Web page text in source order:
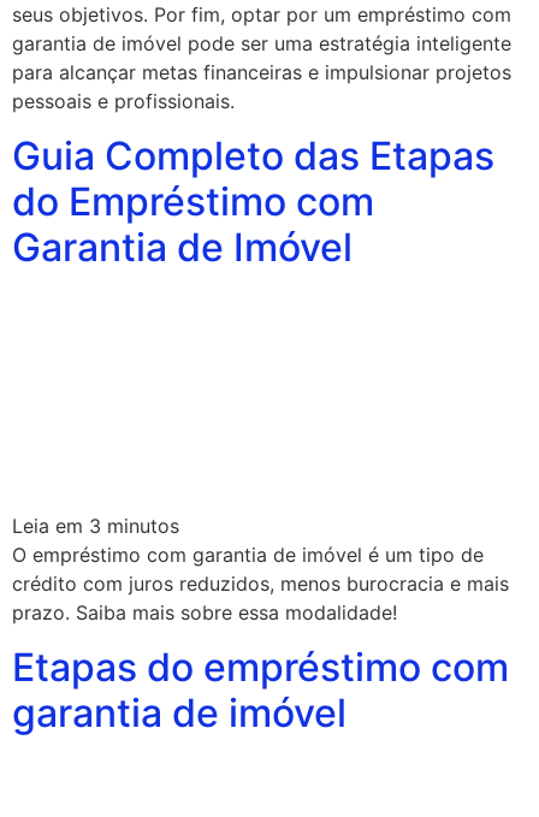
seus objetivos. Por fim, optar por um empréstimo com
garantia de imóvel pode ser uma estratégia inteligente
para alcançar metas financeiras e impulsionar projetos
pessoais e profissionais.
Guia Completo das Etapas
do Empréstimo com
Garantia de Imóvel
Leia em 3 minutos
O empréstimo com garantia de imóvel é um tipo de
crédito com juros reduzidos, menos burocracia e mais
prazo. Saiba mais sobre essa modalidade!
Etapas do empréstimo com
garantia de imóvel